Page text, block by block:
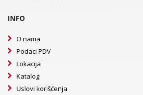
INFO
O nama
Podaci PDV
Lokacija
Katalog
Uslovi korišćenja